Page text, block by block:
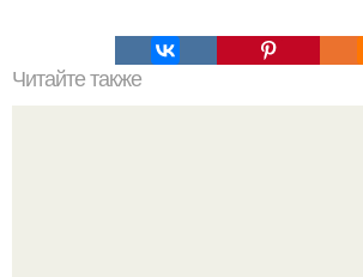
Читайте также